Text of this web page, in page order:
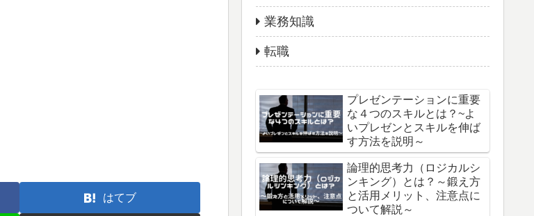
はてブ
業務知識
転職
プレゼンテーションに重要
な４つのスキルとは？~よ
いプレゼンとスキルを伸ば
す方法を説明～
論理的思考力（ロジカルシ
ンキング）とは？～鍛え方
と活用メリット、注意点に
ついて解説～